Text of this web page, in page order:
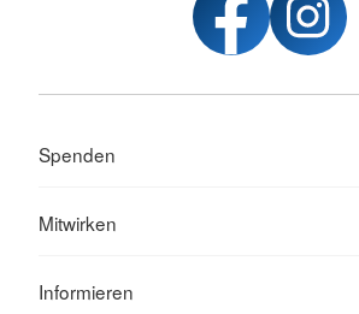
Spenden
Mitwirken
Informieren